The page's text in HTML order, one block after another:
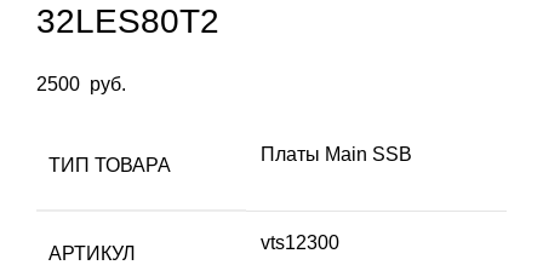
32LES80T2
2500 руб.
ТИП ТОВАРА
Платы Main SSB
АРТИКУЛ
vts12300